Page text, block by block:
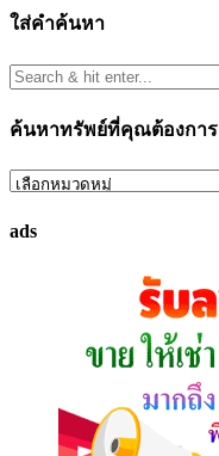
ใส่คำค้นหา
ค้นหาทรัพย์ที่คุณต้องการ
ค้นหา
ที่
ads